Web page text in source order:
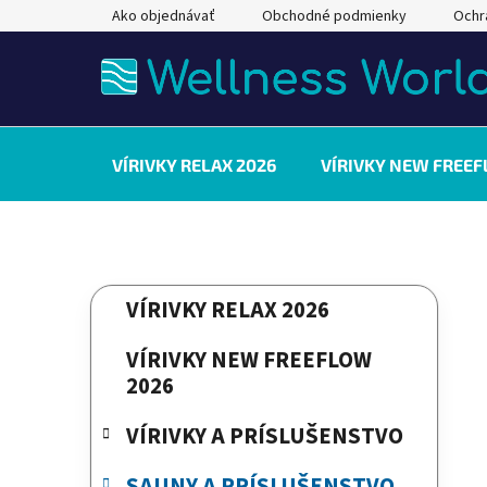
na
Ako objednávať Obchodné podmienky
VÍRIVKY RELAX 2026 VÍRIVKY NEW
B
p
Preskočiť
kategórie
K
r
VÍRIVKY RELAX 2026
VÍRIVKY NEW FREEFLOW
2026
VÍRIVKY A PRÍSLUŠENSTVO